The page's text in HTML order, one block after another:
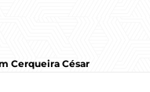
Cerqueira César